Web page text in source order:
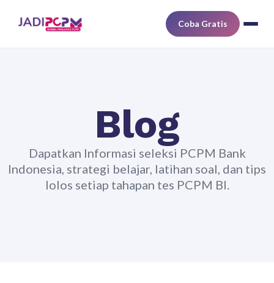
Coba Gratis
Blog
Dapatkan Informasi seleksi PCPM Bank
Indonesia, strategi belajar, latihan soal, dan tips
lolos setiap tahapan tes PCPM BI.